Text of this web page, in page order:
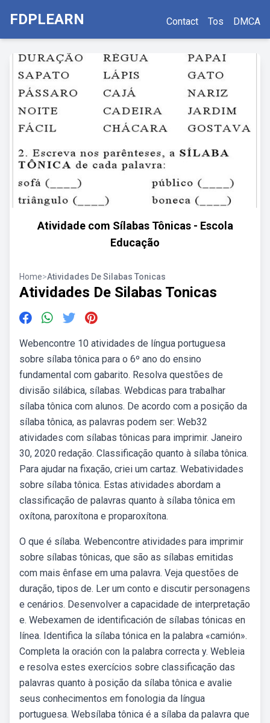
FDPLEARN Contact Tos DMCA
Atividade com Sílabas Tônicas - Escola
Educação
Home>Atividades De Silabas Tonicas
Atividades De Silabas Tonicas
Webencontre 10 atividades de língua portuguesa
sobre sílaba tônica para o 6º ano do ensino
fundamental com gabarito. Resolva questões de
divisão silábica, sílabas. Webdicas para trabalhar
sílaba tônica com alunos. De acordo com a posição da
sílaba tônica, as palavras podem ser: Web32
atividades com sílabas tônicas para imprimir. Janeiro
30, 2020 redação. Classificação quanto à sílaba tônica.
Para ajudar na fixação, criei um cartaz. Webatividades
sobre sílaba tônica. Estas atividades abordam a
classificação de palavras quanto à sílaba tônica em
oxítona, paroxítona e proparoxítona.
O que é sílaba. Webencontre atividades para imprimir
sobre sílabas tônicas, que são as sílabas emitidas
com mais ênfase em uma palavra. Veja questões de
duração, tipos de. Ler um conto e discutir personagens
e cenários. Desenvolver a capacidade de interpretação
e. Webexamen de identificación de sílabas tónicas en
línea. Identifica la sílaba tónica en la palabra «camión».
Completa la oración con la palabra correcta y. Webleia
e resolva estes exercícios sobre classificação das
palavras quanto à posição da sílaba tônica e avalie
seus conhecimentos em fonologia da língua
portuguesa. Websílaba tônica é a sílaba da palavra que